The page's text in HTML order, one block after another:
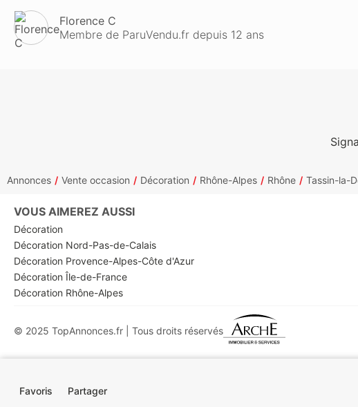
Florence C
Membre de ParuVendu.fr depuis 12 ans
Favoris Partager
Annonces Vente occasion Décoration Rhône-Alpes Rhône Tassin-la-
VOUS AIMEREZ AUSSI
Décoration
Décoration Nord-Pas-de-Calais
Décoration Provence-Alpes-Côte d'Azur
Décoration Île-de-France
Décoration Rhône-Alpes
© 2025 TopAnnonces.fr | Tous droits réservés